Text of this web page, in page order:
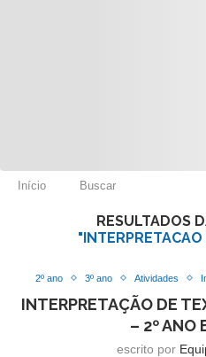
Início Buscar
RESULTADOS
2º ano 3º ano Atividades
INTERPRETAÇÃO DE
– 2º ANO
escrito por